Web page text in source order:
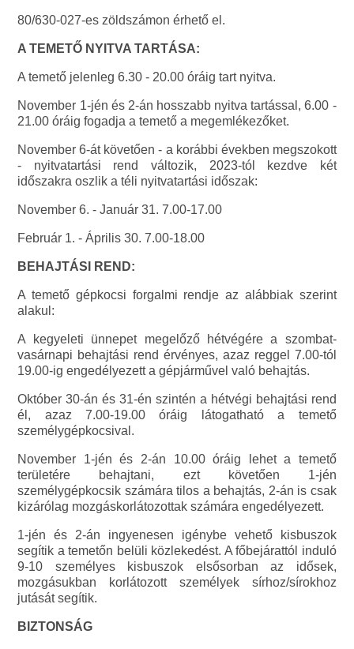
80/630-027-es zöldszámon érhető el.
A TEMETŐ NYITVA TARTÁSA:
A temető jelenleg 6.30 - 20.00 óráig tart nyitva.
November 1-jén és 2-án hosszabb nyitva tartással, 6.00 -
21.00 óráig fogadja a temető a megemlékezőket.
November 6-át követően - a korábbi években megszokott
- nyitvatartási rend változik, 2023-tól kezdve két
időszakra oszlik a téli nyitvatartási időszak:
November 6. - Január 31. 7.00-17.00
Február 1. - Április 30. 7.00-18.00
BEHAJTÁSI REND:
A temető gépkocsi forgalmi rendje az alábbiak szerint
alakul:
A kegyeleti ünnepet megelőző hétvégére a szombat-
vasárnapi behajtási rend érvényes, azaz reggel 7.00-tól
19.00-ig engedélyezett a gépjárművel való behajtás.
Október 30-án és 31-én szintén a hétvégi behajtási rend
él, azaz 7.00-19.00 óráig látogatható a temető
személygépkocsival.
November 1-jén és 2-án 10.00 óráig lehet a temető
területére behajtani, ezt követően 1-jén
személygépkocsik számára tilos a behajtás, 2-án is csak
kizárólag mozgáskorlátozottak számára engedélyezett.
1-jén és 2-án ingyenesen igénybe vehető kisbuszok
segítik a temetőn belüli közlekedést. A főbejárattól induló
9-10 személyes kisbuszok elsősorban az idősek,
mozgásukban korlátozott személyek sírhoz/sírokhoz
jutását segítik.
BIZTONSÁG